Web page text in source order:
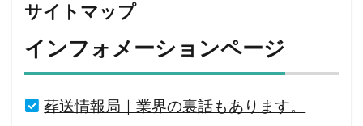
サイトマップ
インフォメーションページ
葬送情報局｜業界の裏話もあります。